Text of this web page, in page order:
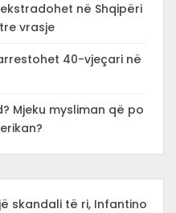
në Shqipëri
vrasje
40-vjeçari në
Mjeku mysliman që po
skandali të ri, Infantino